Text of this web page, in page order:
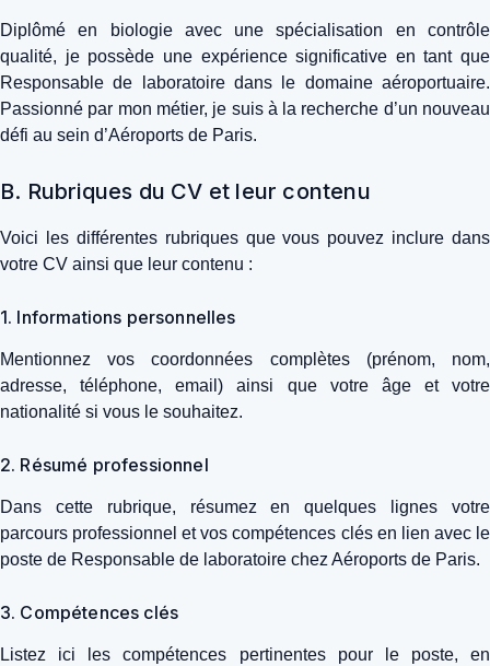
Diplômé en biologie avec une spécialisation en contrôle
qualité, je possède une expérience significative en tant que
Responsable de laboratoire dans le domaine aéroportuaire.
Passionné par mon métier, je suis à la recherche d’un nouveau
défi au sein d’Aéroports de Paris.
B. Rubriques du CV et leur contenu
Voici les différentes rubriques que vous pouvez inclure dans
votre CV ainsi que leur contenu :
1. Informations personnelles
Mentionnez vos coordonnées complètes (prénom, nom,
adresse, téléphone, email) ainsi que votre âge et votre
nationalité si vous le souhaitez.
2. Résumé professionnel
Dans cette rubrique, résumez en quelques lignes votre
parcours professionnel et vos compétences clés en lien avec le
poste de Responsable de laboratoire chez Aéroports de Paris.
3. Compétences clés
Listez ici les compétences pertinentes pour le poste, en